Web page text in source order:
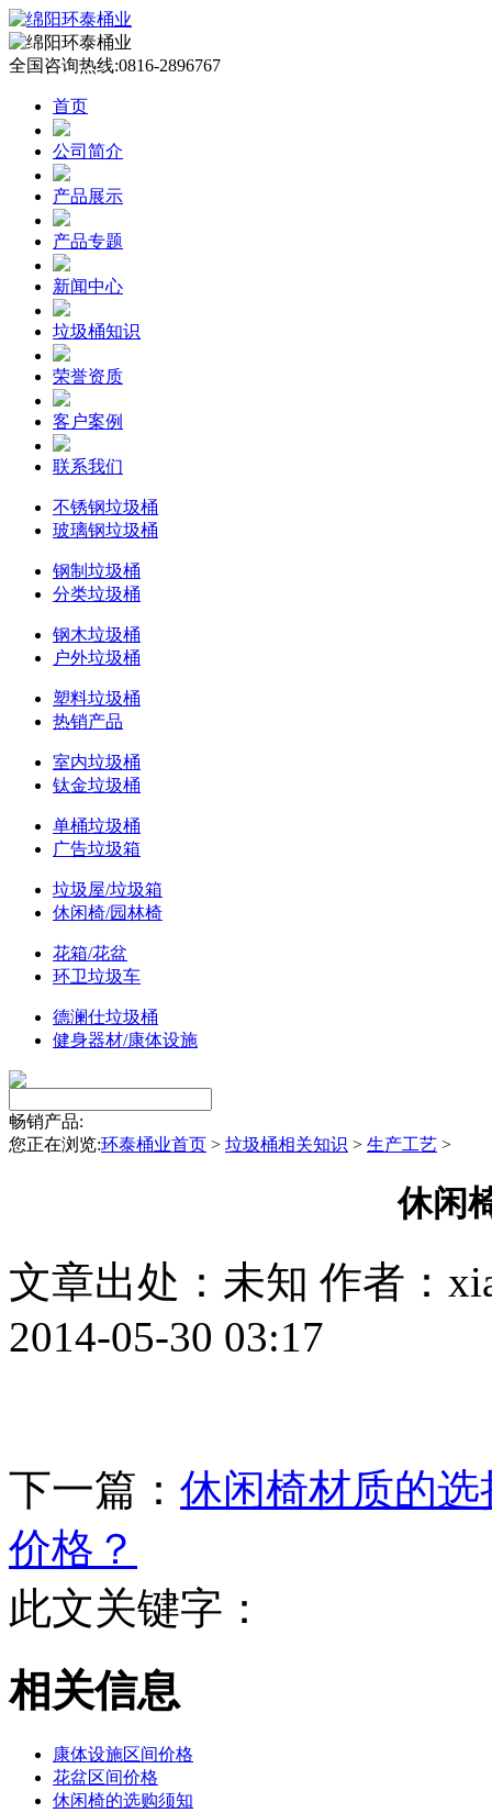
全国咨询热线:0816-2896767
首页
公司简介
产品展示
产品专题
新闻中心
垃圾桶知识
荣誉资质
客户案例
联系我们
不锈钢垃圾桶
玻璃钢垃圾桶
钢制垃圾桶
分类垃圾桶
钢木垃圾桶
户外垃圾桶
塑料垃圾桶
热销产品
室内垃圾桶
钛金垃圾桶
单桶垃圾桶
广告垃圾箱
垃圾屋/垃圾箱
休闲椅/园林椅
花箱/花盆
环卫垃圾车
德澜仕垃圾桶
健身器材/康体设施
畅销产品:
您正在浏览:环泰桶业首页 > 垃圾桶相关知识 > 生产工艺 >
休闲
文章出处：未知 作者：
2014-05-30 03:17
下一篇： 休闲椅材质的选
价格？
此文关键字：
相关信息
康体设施区间价格
花盆区间价格
休闲椅的选购须知